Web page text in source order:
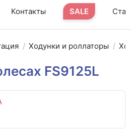
Контакты SALE
Ходунки и роллаторы
FS9125L